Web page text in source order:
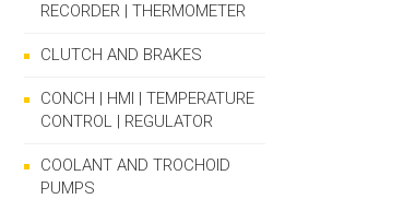
RECORDER | THERMOMETER
CLUTCH AND BRAKES
CONCH | HMI | TEMPERATURE
CONTROL | REGULATOR
COOLANT AND TROCHOID
PUMPS